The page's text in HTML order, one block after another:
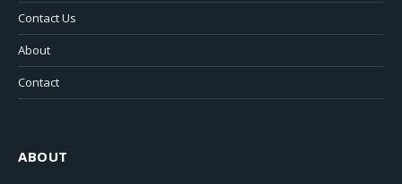
Contact Us
About
Contact
ABOUT